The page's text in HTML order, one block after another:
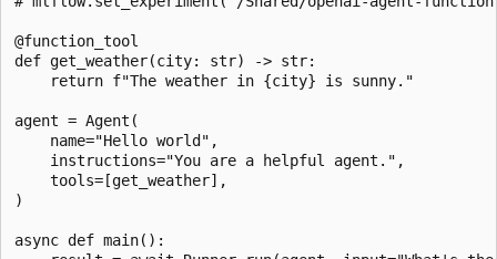
@function_tool
def get_weather(city: str) -> str:
    return f"The weather in {city} is sunny."
agent = Agent(
    name="Hello world",
    instructions="You are a helpful agent.",
    tools=[get_weather],
)
async def main():